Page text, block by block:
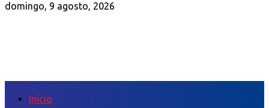
domingo, 9 agosto, 2026
Início